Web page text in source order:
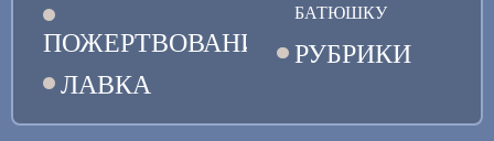
ПОЖЕРТВОВАНИЯ
ЛАВКА
БАТЮШКУ
РУБРИКИ